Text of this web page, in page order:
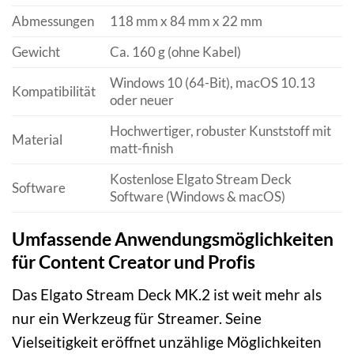
Abmessungen
118 mm x 84 mm x 22 mm
Gewicht
Ca. 160 g (ohne Kabel)
Kompatibilität
Windows 10 (64-Bit), macOS 10.13
oder neuer
Material
Hochwertiger, robuster Kunststoff mit
matt-finish
Software
Kostenlose Elgato Stream Deck
Software (Windows & macOS)
Umfassende Anwendungsmöglichkeiten
für Content Creator und Profis
Das Elgato Stream Deck MK.2 ist weit mehr als
nur ein Werkzeug für Streamer. Seine
Vielseitigkeit eröffnet unzählige Möglichkeiten